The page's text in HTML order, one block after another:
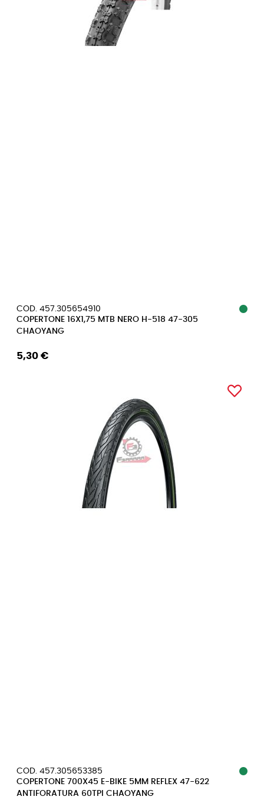
COD. 457.305654910
COPERTONE 16X1,75 MTB NERO H-518 47-305
CHAOYANG
5,30 €
COD. 457.305653385
COPERTONE 700X45 E-BIKE 5MM REFLEX 47-622
ANTIFORATURA 60TPI CHAOYANG